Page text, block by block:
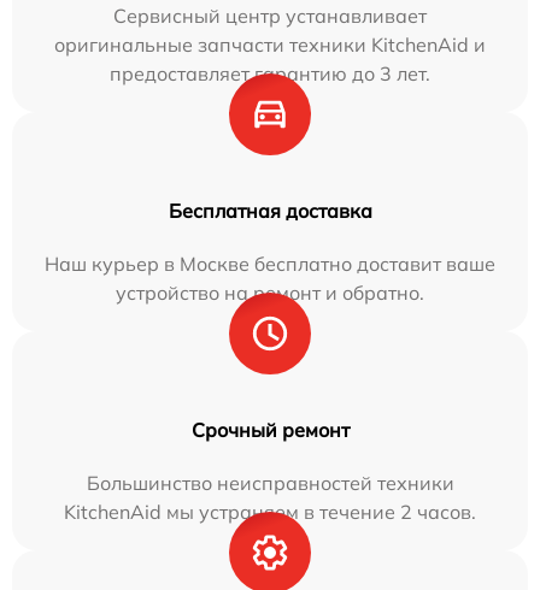
Сервисный центр устанавливает
оригинальные запчасти техники KitchenAid и
предоставляет гарантию до 3 лет.
Бесплатная доставка
Наш курьер в Москве бесплатно доставит ваше
устройство на ремонт и обратно.
Срочный ремонт
Большинство неисправностей техники
KitchenAid мы устраняем в течение 2 часов.